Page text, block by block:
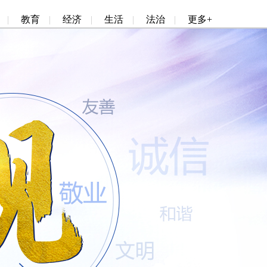
| 教育 | 经济 | 生活 | 法治 | 更多+